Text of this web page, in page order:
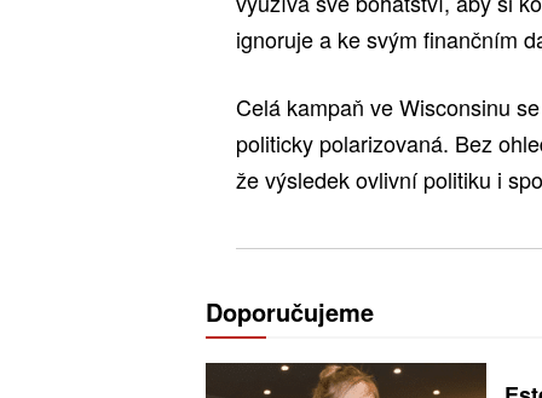
ignoruje a ke svým finančním
Celá kampaň ve Wisconsinu
politicky polarizovaná. Bez
že výsledek ovlivní politiku i
Doporučujeme